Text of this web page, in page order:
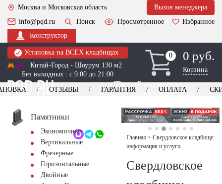
Москва и Московская область
Вызов менеджера
info@pqd.ru
Поиск Просмотренное
Избранное
Конструктор
Установка на ВСЕХ кладбищах
Китай-Город - Шоурум 130 м2
Без выходных : с 9:00 до 21:00
0
0 0 руб.
Корзина
Выезд менеджера для
оформления заказа
+7 (495) 518-44-23
Обратный звонок
ОТЗЫВЫ ГАРАНТИЯ ОПЛАТА
Памятники
Экономичные
Вертикальные
Фрезерные
Горизонтальные
Двойные
Главная > Свердловское кладбище:
информация и услуги
Свердловское